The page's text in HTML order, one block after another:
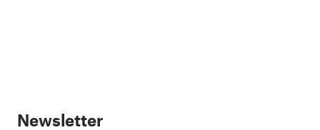
Newsletter